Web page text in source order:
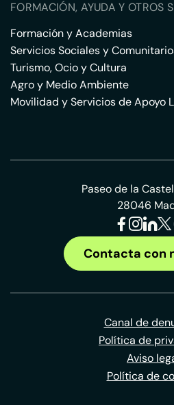
FORMACIÓN, AYUDA Y OTROS
Formación y Academias
Servicios Sociales y
Turismo, Ocio y Cultura
Agro y Medio Ambiente
Movilidad y Servicios de Apoyo
Paseo de la
28046
Contacta con
Canal de
Política de
Aviso
Política de